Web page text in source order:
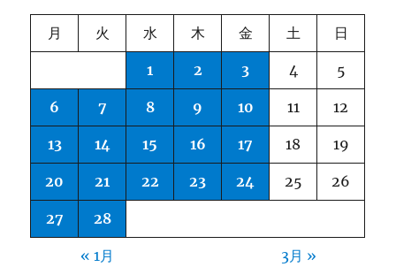
月 火 水 木 金 土 日
1 2 3 4 5
6 7 8 9 10 11 12
13 14 15 16 17 18 19
20 21 22 23 24 25 26
27 28
« 1月 3月 »